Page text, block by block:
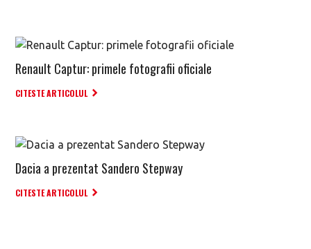
Renault Captur: primele fotografii oficiale
CITESTE ARTICOLUL
Dacia a prezentat Sandero Stepway
CITESTE ARTICOLUL